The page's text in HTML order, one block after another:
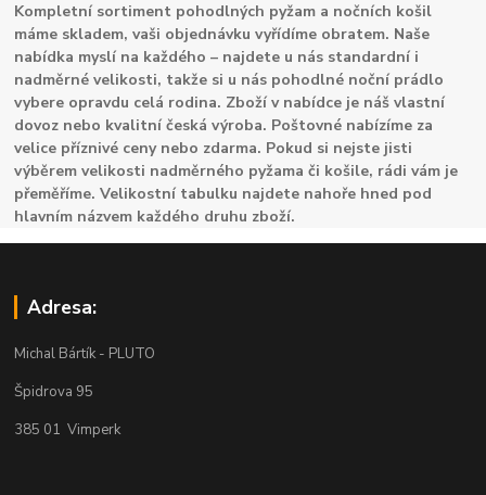
Kompletní sortiment pohodlných pyžam a nočních košil
máme skladem, vaši objednávku vyřídíme obratem. Naše
nabídka myslí na každého – najdete u nás standardní i
nadměrné velikosti, takže si u nás pohodlné noční prádlo
vybere opravdu celá rodina. Zboží v nabídce je náš vlastní
dovoz nebo kvalitní česká výroba. Poštovné nabízíme za
velice příznivé ceny nebo zdarma. Pokud si nejste jisti
výběrem velikosti nadměrného pyžama či košile, rádi vám je
přeměříme. Velikostní tabulku najdete nahoře hned pod
hlavním názvem každého druhu zboží.
Adresa:
Michal Bártík - PLUTO
Špidrova 95
385 01 Vimperk